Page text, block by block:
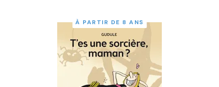
À PARTIR DE 8 ANS